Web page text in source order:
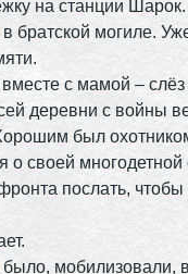
на станции
братской могиле.
вместе с мамой –
деревни с войны
был
о своей многодетной
послать, чтобы
мобилизовали,